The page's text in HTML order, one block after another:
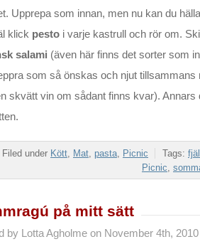
Upprepa som innan, men nu kan du
klick pesto i varje kastrull och rör om.
salami (även här finns det sorter som
som så önskas och njut tillsammans
skvätt vin om sådant finns kvar). Annars
Filed under Kött, Mat, pasta, Picnic Tags:
Picnic,
på mitt sätt
by Lotta Agholme on November 4th, 2010